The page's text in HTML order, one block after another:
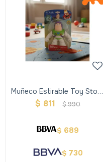
Muñeco Estirable Toy Story
- Buzz Lightyear
$ 811 $990
$ 689
$ 730